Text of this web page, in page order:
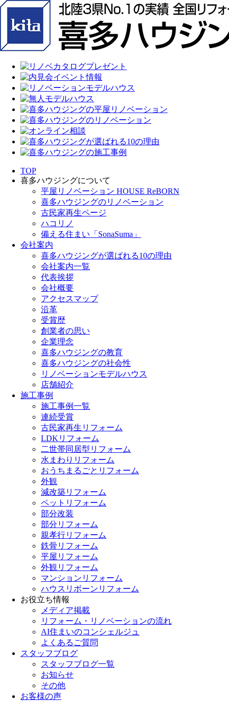
TOP
喜多ハウジングについて
平屋リノベーション HOUSE ReBORN
喜多ハウジングのリノベーション
古民家再生ページ
ハコリノ
備える住まい「SonaSuma」
会社案内
喜多ハウジングが選ばれる10の理由
会社案内一覧
代表挨拶
会社概要
アクセスマップ
沿革
受賞歴
創業者の思い
企業理念
喜多ハウジングの教育
喜多ハウジングの社会性
リノベーションモデルハウス
店舗紹介
施工事例
施工事例一覧
連続受賞
古民家再生リフォーム
LDKリフォーム
二世帯同居型リフォーム
水まわりリフォーム
おうちまるごとリフォーム
外観
減改築リフォーム
ペットリフォーム
部分改装
部分リフォーム
親孝行リフォーム
鉄骨リフォーム
平屋リフォーム
外観リフォーム
マンションリフォーム
ハウスリボーンリフォーム
お役立ち情報
メディア掲載
リフォーム・リノベーションの流れ
AI住まいのコンシェルジュ
よくあるご質問
スタッフブログ
スタッフブログ一覧
お知らせ
その他
お客様の声